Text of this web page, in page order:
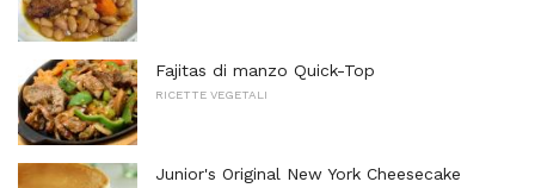
Fajitas di manzo Quick-Top
RICETTE VEGETALI
Junior's Original New York Cheesecake